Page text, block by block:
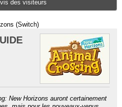
des visiteurs
(Switch)
New Horizons auront certainement